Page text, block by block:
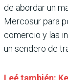
de abordar un
Mercosur para
comercio y las
un sendero de
Leé también: